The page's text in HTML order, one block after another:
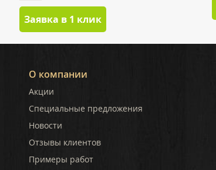
Заявка в 1 клик
О компании
Акции
Специальные предложения
Новости
Отзывы клиентов
Примеры работ